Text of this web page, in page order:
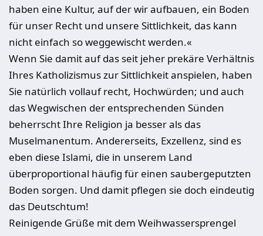
haben eine Kultur, auf der wir aufbauen, ein Boden
für unser Recht und unsere Sittlichkeit, das kann
nicht einfach so weggewischt werden.«
Wenn Sie damit auf das seit jeher prekäre Verhältnis
Ihres Katholizismus zur Sittlichkeit anspielen, haben
Sie natürlich vollauf recht, Hochwürden; und auch
das Wegwischen der entsprechenden Sünden
beherrscht Ihre Religion ja besser als das
Muselmanentum. Andererseits, Exzellenz, sind es
eben diese Islami, die in unserem Land
überproportional häufig für einen saubergeputzten
Boden sorgen. Und damit pflegen sie doch eindeutig
das Deutschtum!
Reinigende Grüße mit dem Weihwassersprengel